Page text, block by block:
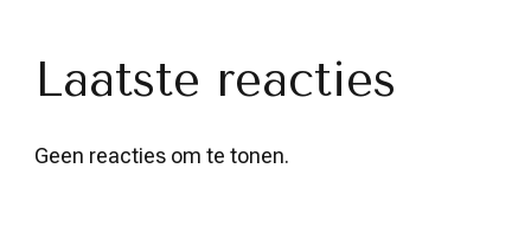
Laatste reacties
Geen reacties om te tonen.